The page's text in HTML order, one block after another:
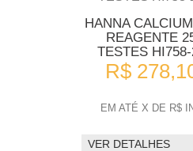
HANNA
REAGENTE
TESTES
R$
EM ATÉ X DE R$
VER DETALHES